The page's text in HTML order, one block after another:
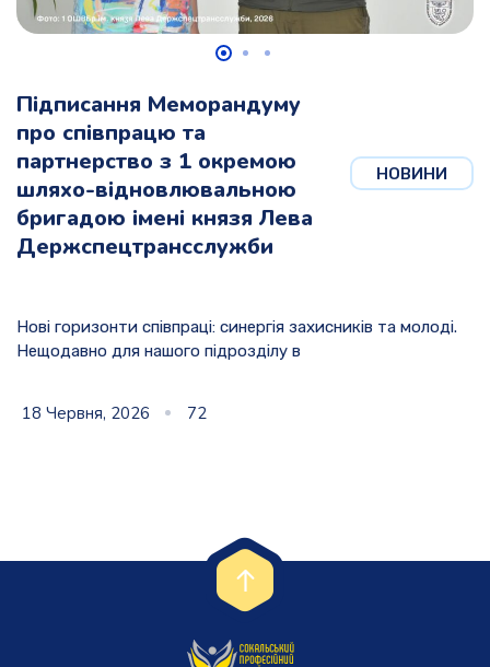
НОВИНИ
Підписання Меморандуму
про співпрацю та
партнерство з 1 окремою
шляхо-відновлювальною
бригадою імені князя Лева
Держспецтрансслужби
Нові горизонти співпраці: синергія захисників та молоді.
Нещодавно для нашого підрозділу в
18 Червня, 2026 72